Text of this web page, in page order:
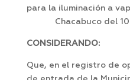
para la iluminación a
Chacabuco del 100
CONSIDERANDO:
Que, en el registro de